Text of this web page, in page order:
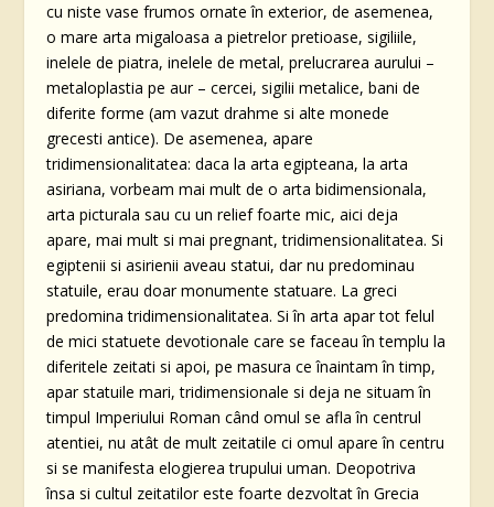
cu niste vase frumos ornate în exterior, de asemenea,
o mare arta migaloasa a pietrelor pretioase, sigiliile,
inelele de piatra, inelele de metal, prelucrarea aurului –
metaloplastia pe aur – cercei, sigilii metalice, bani de
diferite forme (am vazut drahme si alte monede
grecesti antice). De asemenea, apare
tridimensionalitatea: daca la arta egipteana, la arta
asiriana, vorbeam mai mult de o arta bidimensionala,
arta picturala sau cu un relief foarte mic, aici deja
apare, mai mult si mai pregnant, tridimensionalitatea. Si
egiptenii si asirienii aveau statui, dar nu predominau
statuile, erau doar monumente statuare. La greci
predomina tridimensionalitatea. Si în arta apar tot felul
de mici statuete devotionale care se faceau în templu la
diferitele zeitati si apoi, pe masura ce înaintam în timp,
apar statuile mari, tridimensionale si deja ne situam în
timpul Imperiului Roman când omul se afla în centrul
atentiei, nu atât de mult zeitatile ci omul apare în centru
si se manifesta elogierea trupului uman. Deopotriva
însa si cultul zeitatilor este foarte dezvoltat în Grecia